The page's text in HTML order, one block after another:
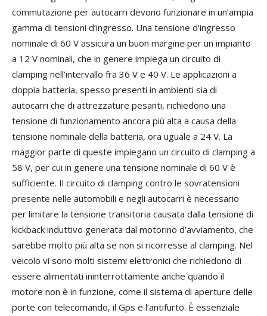
commutazione per autocarri devono funzionare in un’ampia
gamma di tensioni d’ingresso. Una tensione d’ingresso
nominale di 60 V assicura un buon margine per un impianto
a 12 V nominali, che in genere impiega un circuito di
clamping nell’intervallo fra 36 V e 40 V. Le applicazioni a
doppia batteria, spesso presenti in ambienti sia di
autocarri che di attrezzature pesanti, richiedono una
tensione di funzionamento ancora più alta a causa della
tensione nominale della batteria, ora uguale a 24 V. La
maggior parte di queste impiegano un circuito di clamping a
58 V, per cui in genere una tensione nominale di 60 V è
sufficiente. Il circuito di clamping contro le sovratensioni
presente nelle automobili e negli autocarri è necessario
per limitare la tensione transitoria causata dalla tensione di
kickback induttivo generata dal motorino d’avviamento, che
sarebbe molto più alta se non si ricorresse al clamping. Nel
veicolo vi sono molti sistemi elettronici che richiedono di
essere alimentati ininterrottamente anche quando il
motore non è in funzione, come il sistema di aperture delle
porte con telecomando, il Gps e l’antifurto. È essenziale